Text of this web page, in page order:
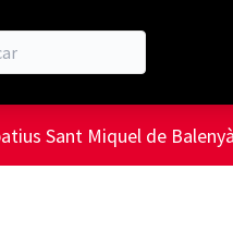
Sant Miquel de